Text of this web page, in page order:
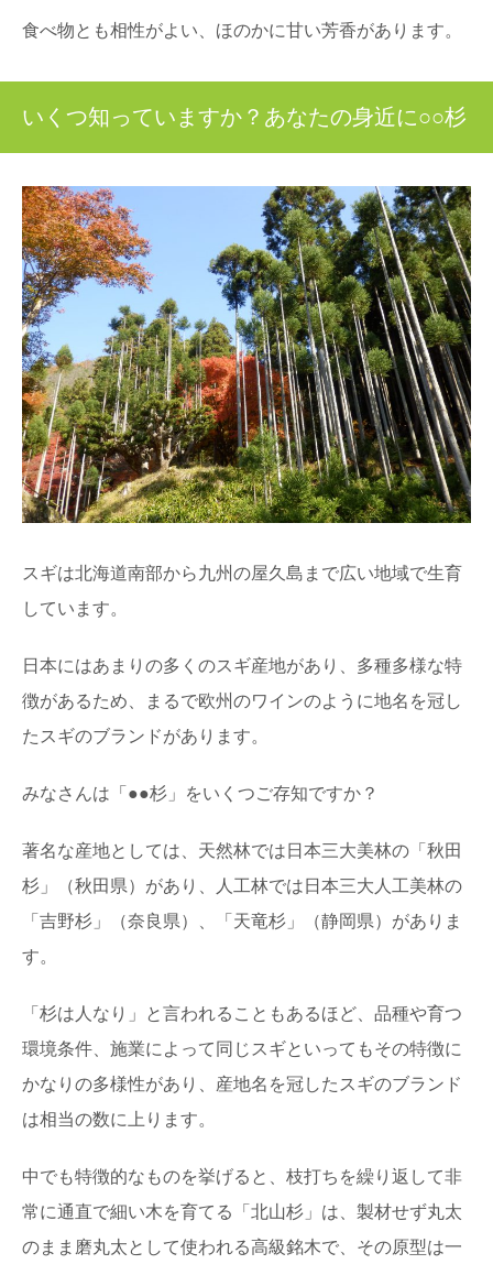
食べ物とも相性がよい、ほのかに甘い芳香があります。
いくつ知っていますか？あなたの身近に○○杉
スギは北海道南部から九州の屋久島まで広い地域で生育
しています。
日本にはあまりの多くのスギ産地があり、多種多様な特
徴があるため、まるで欧州のワインのように地名を冠し
たスギのブランドがあります。
みなさんは「●●杉」をいくつご存知ですか？
著名な産地としては、天然林では日本三大美林の「秋田
杉」（秋田県）があり、人工林では日本三大人工美林の
「吉野杉」（奈良県）、「天竜杉」（静岡県）がありま
す。
「杉は人なり」と言われることもあるほど、品種や育つ
環境条件、施業によって同じスギといってもその特徴に
かなりの多様性があり、産地名を冠したスギのブランド
は相当の数に上ります。
中でも特徴的なものを挙げると、枝打ちを繰り返して非
常に通直で細い木を育てる「北山杉」は、製材せず丸太
のまま磨丸太として使われる高級銘木で、その原型は一